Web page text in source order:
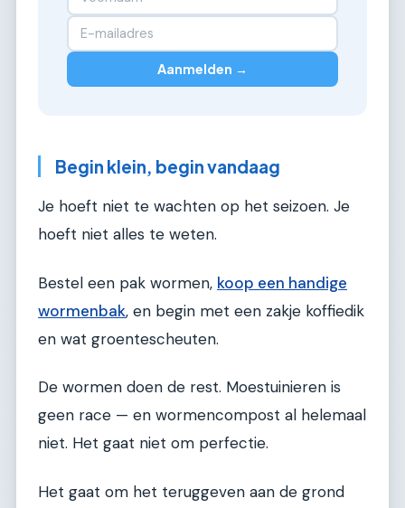
Aanmelden →
Begin klein, begin vandaag
Je hoeft niet te wachten op het seizoen. Je
hoeft niet alles te weten.
Bestel een pak wormen, koop een handige
wormenbak, en begin met een zakje koffiedik
en wat groentescheuten.
De wormen doen de rest. Moestuinieren is
geen race — en wormencompost al helemaal
niet. Het gaat niet om perfectie.
Het gaat om het teruggeven aan de grond